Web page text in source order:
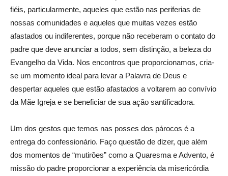
fiéis, particularmente, aqueles que estão nas periferias de
nossas comunidades e aqueles que muitas vezes estão
afastados ou indiferentes, porque não receberam o contato do
padre que deve anunciar a todos, sem distinção, a beleza do
Evangelho da Vida. Nos encontros que proporcionamos, cria-
se um momento ideal para levar a Palavra de Deus e
despertar aqueles que estão afastados a voltarem ao convívio
da Mãe Igreja e se beneficiar de sua ação santificadora.
Um dos gestos que temos nas posses dos párocos é a
entrega do confessionário. Faço questão de dizer, que além
dos momentos de “mutirões” como a Quaresma e Advento, é
missão do padre proporcionar a experiência da misericórdia